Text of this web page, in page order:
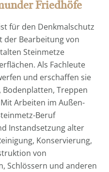
Friedhöfe
für den Denkmalschutz
der Bearbeitung von
Steinmetze
Als Fachleute
und erschaffen sie
Bodenplatten, Treppen
Arbeiten im Außen-
Beruf
Instandsetzung alter
Konservierung,
von
Schlössern und anderen